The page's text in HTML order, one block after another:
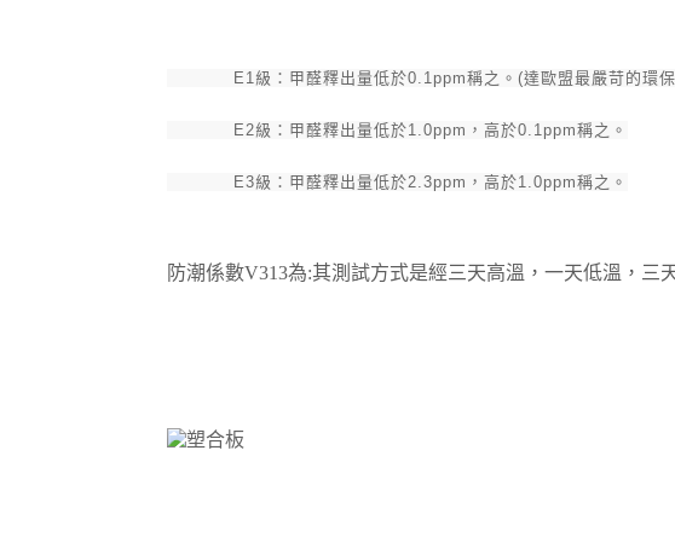
E1級：甲醛釋出量低於0.1ppm稱之。 (達歐盟最嚴苛的環保
E2級：甲醛釋出量低於1.0ppm，高於0.1ppm稱之。
E3級：甲醛釋出量低於2.3ppm，高於1.0ppm稱之 。
防潮係數V313為:其測試方式是經三天高溫，一天低溫，三